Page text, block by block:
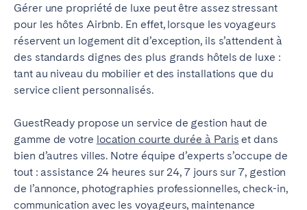
Gérer une propriété de luxe peut être assez stressant
pour les hôtes Airbnb. En effet, lorsque les voyageurs
réservent un logement dit d’exception, ils s’attendent à
des standards dignes des plus grands hôtels de luxe :
tant au niveau du mobilier et des installations que du
service client personnalisés.
GuestReady propose un service de gestion haut de
gamme de votre location courte durée à Paris et dans
bien d’autres villes. Notre équipe d’experts s’occupe de
tout : assistance 24 heures sur 24, 7 jours sur 7, gestion
de l’annonce, photographies professionnelles, check-in,
communication avec les voyageurs, maintenance